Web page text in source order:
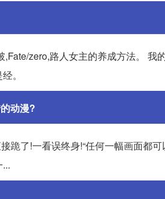
zero,路人女主的养成方法。
。
动漫?
跪了!一看误终身!“任何一幅画面都